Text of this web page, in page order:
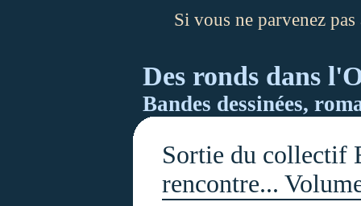
Si vous ne parvenez
Des ronds dans
Bandes dessinées,
Sortie du collectif
rencontre...